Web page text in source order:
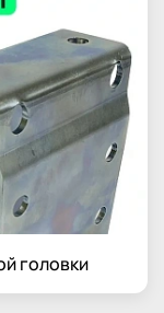
головки